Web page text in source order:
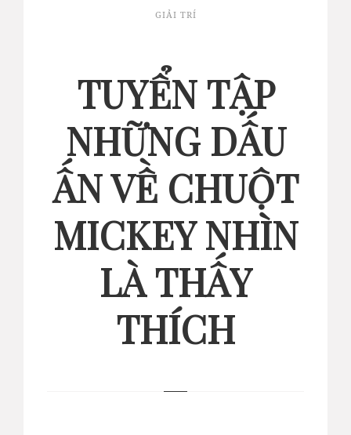
GIẢI TRÍ
TUYỂN TẬP
NHỮNG DẤU
ẤN VỀ CHUỘT
MICKEY NHÌN
LÀ THẤY
THÍCH